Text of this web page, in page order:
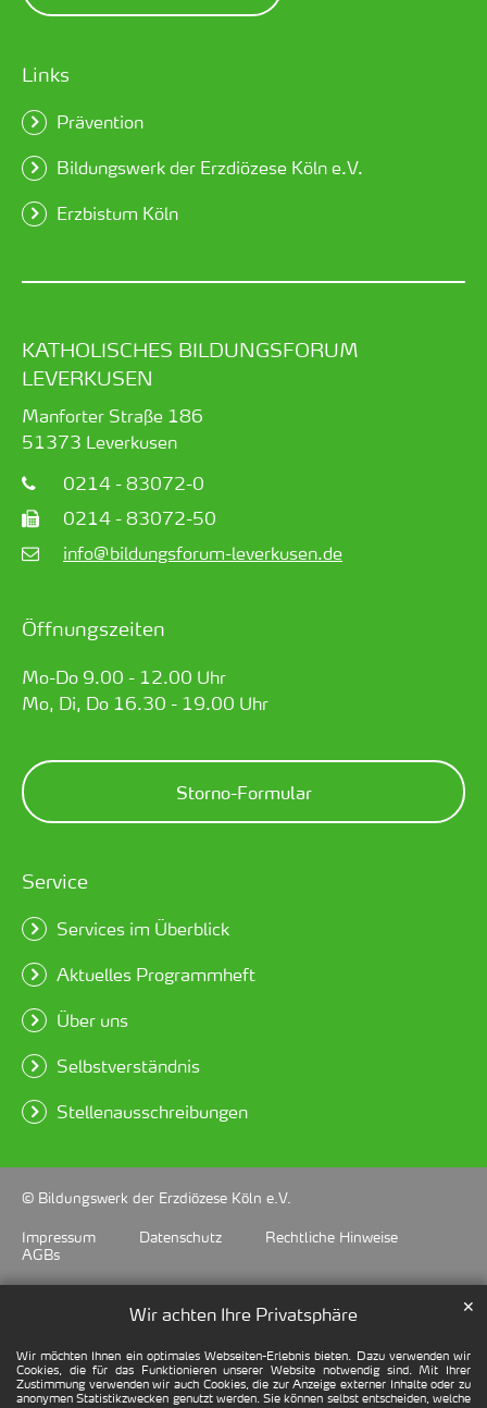
Wir achten Ihre Privatsphäre
Wir möchten Ihnen ein optimales Webseiten-Erlebnis bieten. Dazu verwenden wir
Cookies, die für das Funktionieren unserer Website notwendig sind. Mit Ihrer
Zustimmung verwenden wir auch Cookies, die zur Anzeige externer Inhalte oder zu
anonymen Statistikzwecken genutzt werden. Sie können selbst entscheiden, welche
✕
Links
Prävention
Bildungswerk der Erzdiözese Köln e.V.
Erzbistum Köln
KATHOLISCHES BILDUNGSFORUM
LEVERKUSEN
Manforter Straße 186
51373 Leverkusen
0214 - 83072-0
0214 - 83072-50
info@bildungsforum-leverkusen.de
Öffnungszeiten
Mo-Do 9.00 - 12.00 Uhr
Mo, Di, Do 16.30 - 19.00 Uhr
Storno-Formular
Service
Services im Überblick
Aktuelles Programmheft
Über uns
Selbstverständnis
Stellenausschreibungen
© Bildungswerk der Erzdiözese Köln e.V.
Impressum
Datenschutz
Rechtliche Hinweise
AGBs